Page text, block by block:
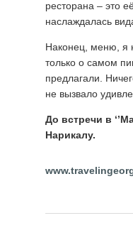
ресторана – это
наслаждалась
Наконец, меню, я
только о самом
предлагали.
не вызвало
До встречи в
Нарикалу.